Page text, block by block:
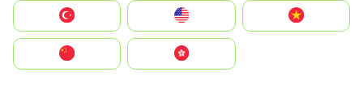
United States
中國香港特別行政區